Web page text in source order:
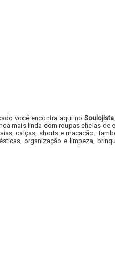
você encontra aqui no Soulojista
mais linda com roupas cheias de
calças, shorts e macacão.
organização e limpeza,